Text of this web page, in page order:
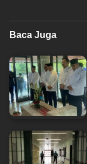
Baca Juga